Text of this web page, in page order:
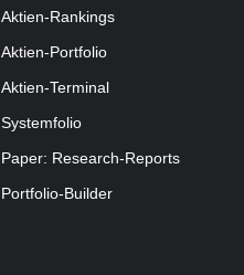
Aktien-Rankings
Aktien-Portfolio
Aktien-Terminal
Systemfolio
Paper: Research-Reports
Portfolio-Builder